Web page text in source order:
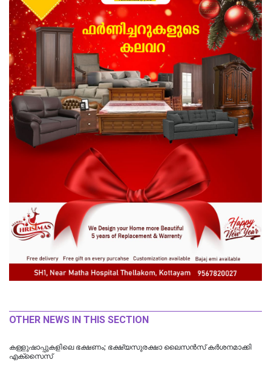
OTHER NEWS IN THIS SECTION
കള്ളുഷാപ്പുകളിലെ ഭക്ഷണം; ഭക്ഷ്യസുരക്ഷാ ലൈസന്‍സ് കര്‍ശനമാക്കി
എക്‌സൈസ്